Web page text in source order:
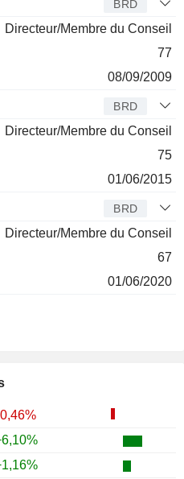
BRD
Directeur/Membre du Conseil
77
08/09/2009
BRD
Directeur/Membre du Conseil
75
01/06/2015
BRD
Directeur/Membre du Conseil
67
01/06/2020